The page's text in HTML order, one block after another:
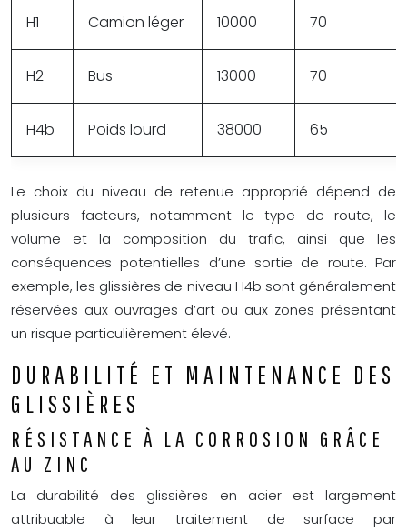
H1 Camion léger 10000 70
H2 Bus 13000 70
H4b Poids lourd 38000 65
Le choix du niveau de retenue approprié dépend de
plusieurs facteurs, notamment le type de route, le
volume et la composition du trafic, ainsi que les
conséquences potentielles d’une sortie de route. Par
exemple, les glissières de niveau H4b sont généralement
réservées aux ouvrages d’art ou aux zones présentant
un risque particulièrement élevé.
DURABILITÉ ET MAINTENANCE DES
GLISSIÈRES
RÉSISTANCE À LA CORROSION GRÂCE
AU ZINC
La durabilité des glissières en acier est largement
attribuable à leur traitement de surface par